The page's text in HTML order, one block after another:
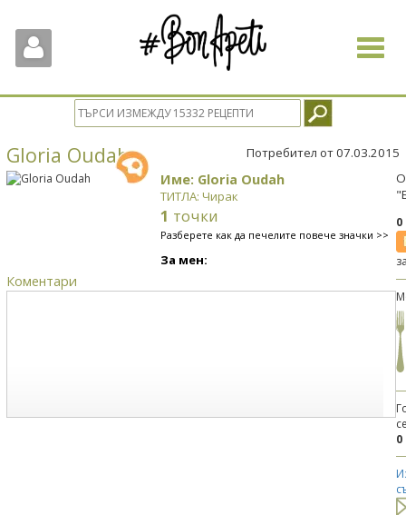
Toggle
Gloria Oudah Потребител от 07.03.2015
Име: Gloria Oudah
ТИТЛА: Чирак
1 точки
Разберете как да печелите повече значки >>
За мен:
Коментари
0